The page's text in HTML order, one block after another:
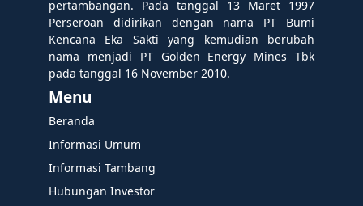
pertambangan. Pada tanggal 13 Maret 1997
Perseroan didirikan dengan nama PT Bumi
Kencana Eka Sakti yang kemudian berubah
nama menjadi PT Golden Energy Mines Tbk
pada tanggal 16 November 2010.
Menu
Beranda
Informasi Umum
Informasi Tambang
Hubungan Investor